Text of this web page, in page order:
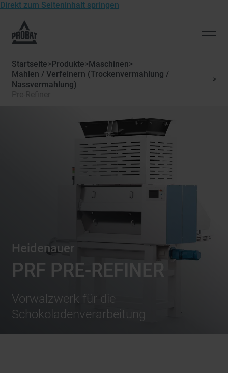
Direkt zum Seiteninhalt springen
von
Startseite>Produkte>Maschinen>
Mahlen / Verfeinern (Trockenvermahlung /
Nassvermahlung)
>
Heidenauer
PRF PRE-REFINER
Vorwalzwerk für die
Schokoladenverarbeitung